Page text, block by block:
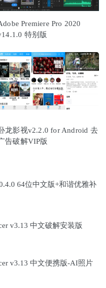
Premiere Pro 2020
特别版
龙影视v2.2.0 for Android 去
告破解VIP版
64位中文版+和谐优雅补
v3.13 中文破解安装版
v3.13 中文便携版-AI照片